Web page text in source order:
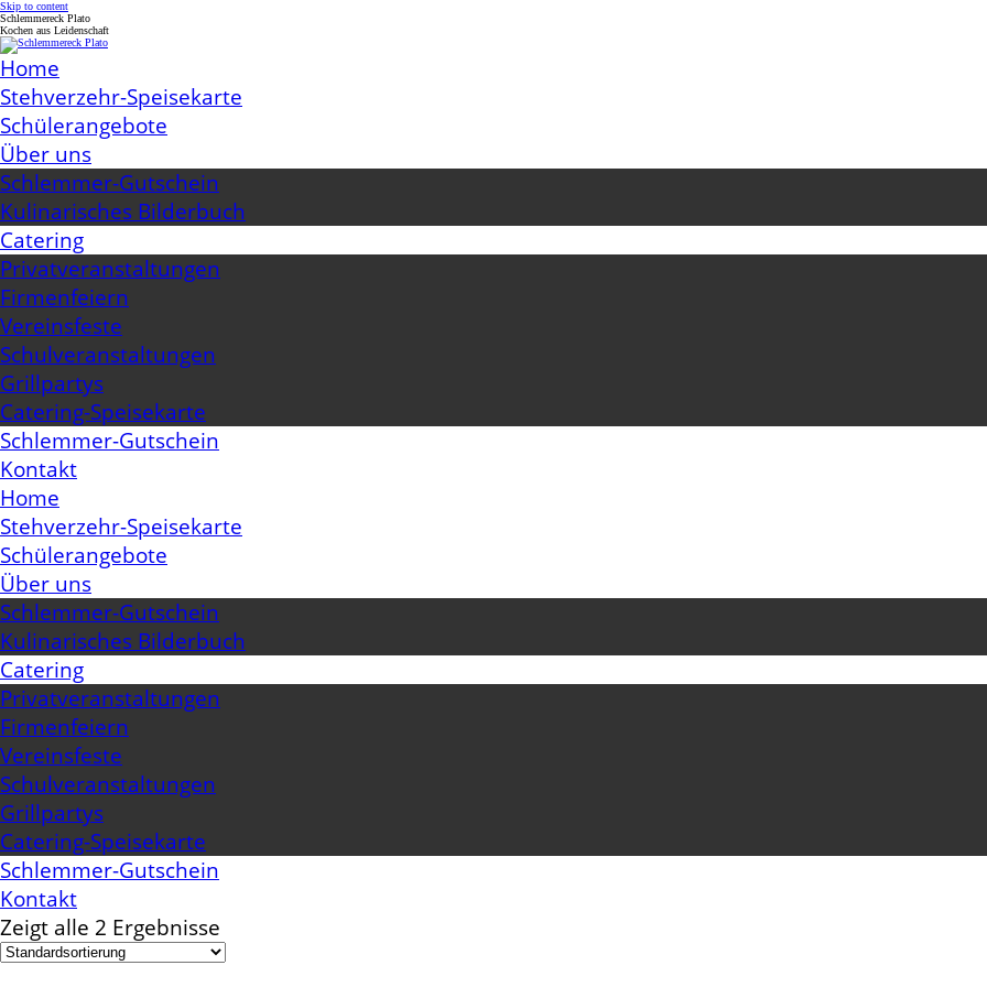
Skip to content
Schlemmereck Plato
Kochen aus Leidenschaft
Home
Stehverzehr-Speisekarte
Schülerangebote
Über uns
Schlemmer-Gutschein
Kulinarisches Bilderbuch
Catering
Privatveranstaltungen
Firmenfeiern
Vereinsfeste
Schulveranstaltungen
Grillpartys
Catering-Speisekarte
Schlemmer-Gutschein
Kontakt
Home
Stehverzehr-Speisekarte
Schülerangebote
Über uns
Schlemmer-Gutschein
Kulinarisches Bilderbuch
Catering
Privatveranstaltungen
Firmenfeiern
Vereinsfeste
Schulveranstaltungen
Grillpartys
Catering-Speisekarte
Schlemmer-Gutschein
Kontakt
Zeigt alle 2 Ergebnisse